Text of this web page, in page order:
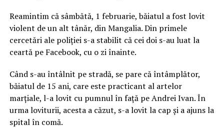
Reamintim că sâmbătă, 1 februarie, băiatul a fost lovit
violent de un alt tânăr, din Mangalia. Din primele
cercetări ale poliţiei s-a stabilit că cei doi s-au luat la
ceartă pe Facebook, cu o zi înainte.
Când s-au întâlnit pe stradă, se pare că întâmplător,
băiatul de 15 ani, care este practicant al artelor
marţiale, l-a lovit cu pumnul în față pe Andrei Ivan. În
urma loviturii, acesta a căzut, s-a lovit la cap și a ajuns la
spital în comă.